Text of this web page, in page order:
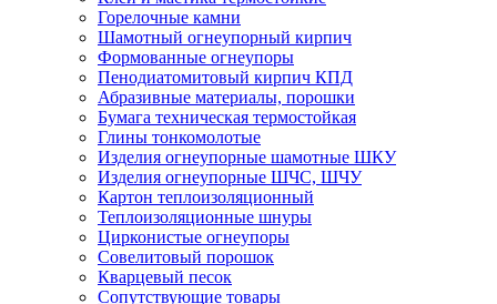
Горелочные камни
Шамотный огнеупорный кирпич
Формованные огнеупоры
Пенодиатомитовый кирпич КПД
Абразивные материалы, порошки
Бумага техническая термостойкая
Глины тонкомолотые
Изделия огнеупорные шамотные ШКУ
Изделия огнеупорные ШЧС, ШЧУ
Картон теплоизоляционный
Теплоизоляционные шнуры
Цирконистые огнеупоры
Совелитовый порошок
Кварцевый песок
Сопутствующие товары